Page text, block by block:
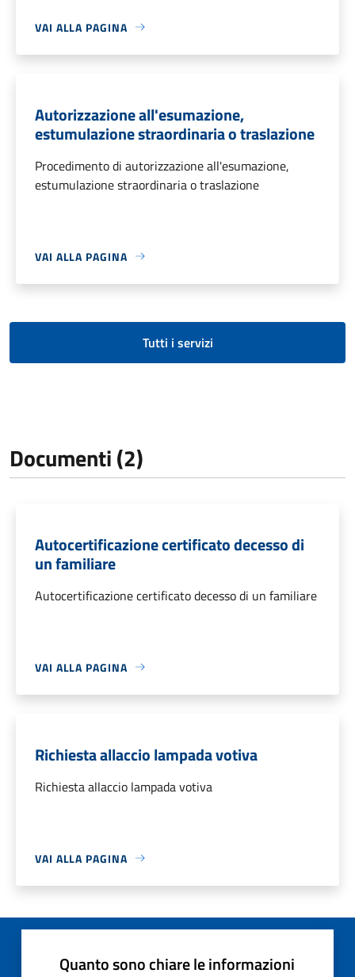
VAI ALLA PAGINA
Autorizzazione all'esumazione,
estumulazione straordinaria o traslazione
Procedimento di autorizzazione all'esumazione,
estumulazione straordinaria o traslazione
VAI ALLA PAGINA
Tutti i servizi
Documenti (2)
Autocertificazione certificato decesso di
un familiare
Autocertificazione certificato decesso di un familiare
VAI ALLA PAGINA
Richiesta allaccio lampada votiva
Richiesta allaccio lampada votiva
VAI ALLA PAGINA
Quanto sono chiare le informazioni